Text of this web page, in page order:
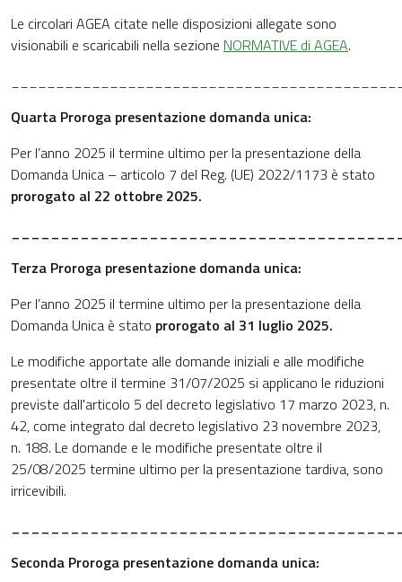
Le circolari AGEA citate nelle disposizioni allegate sono
visionabili e scaricabili nella sezione NORMATIVE di AGEA.
Quarta Proroga presentazione domanda unica:
Per l’anno 2025 il termine ultimo per la presentazione della
Domanda Unica – articolo 7 del Reg. (UE) 2022/1173 è stato
prorogato al 22 ottobre 2025.
Terza Proroga presentazione domanda unica:
Per l’anno 2025 il termine ultimo per la presentazione della
Domanda Unica è stato prorogato al 31 luglio 2025.
Le modifiche apportate alle domande iniziali e alle modifiche
presentate oltre il termine 31/07/2025 si applicano le riduzioni
previste dall'articolo 5 del decreto legislativo 17 marzo 2023, n.
42, come integrato dal decreto legislativo 23 novembre 2023,
n. 188. Le domande e le modifiche presentate oltre il
25/08/2025 termine ultimo per la presentazione tardiva, sono
irricevibili.
Seconda Proroga presentazione domanda unica: